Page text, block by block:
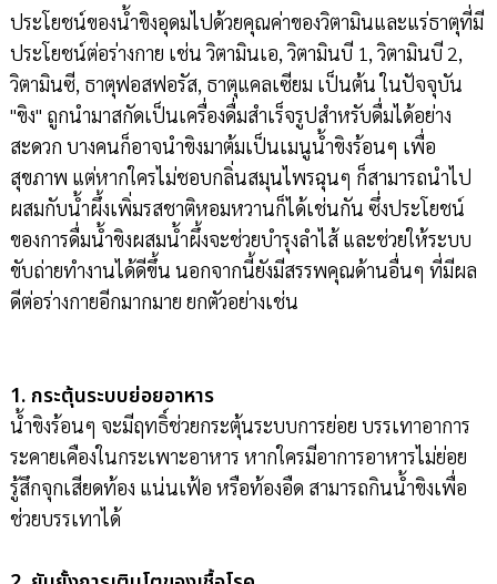
ประโยชน์ของน้ำขิงอุดมไปด้วยคุณค่าของวิตามินและแร่ธาตุที่มี
ประโยชน์ต่อร่างกาย เช่น วิตามินเอ, วิตามินบี 1, วิตามินบี 2,
วิตามินซี, ธาตุฟอสฟอรัส, ธาตุแคลเซียม เป็นต้น ในปัจจุบัน
"ขิง" ถูกนำมาสกัดเป็นเครื่องดื่มสำเร็จรูปสำหรับดื่มได้อย่าง
สะดวก บางคนก็อาจนำขิงมาต้มเป็นเมนูน้ำขิงร้อนๆ เพื่อ
สุขภาพ แต่หากใครไม่ชอบกลิ่นสมุนไพรฉุนๆ ก็สามารถนำไป
ผสมกับน้ำผึ้งเพิ่มรสชาติหอมหวานก็ได้เช่นกัน ซึ่งประโยชน์
ของการดื่มน้ำขิงผสมน้ำผึ้งจะช่วยบำรุงลำไส้ และช่วยให้ระบบ
ขับถ่ายทำงานได้ดีขึ้น นอกจากนี้ยังมีสรรพคุณด้านอื่นๆ ที่มีผล
ดีต่อร่างกายอีกมากมาย ยกตัวอย่างเช่น
1. กระตุ้นระบบย่อยอาหาร
น้ำขิงร้อนๆ จะมีฤทธิ์ช่วยกระตุ้นระบบการย่อย บรรเทาอาการ
ระคายเคืองในกระเพาะอาหาร หากใครมีอาการอาหารไม่ย่อย
รู้สึกจุกเสียดท้อง แน่นเฟ้อ หรือท้องอืด สามารถกินน้ำขิงเพื่อ
ช่วยบรรเทาได้